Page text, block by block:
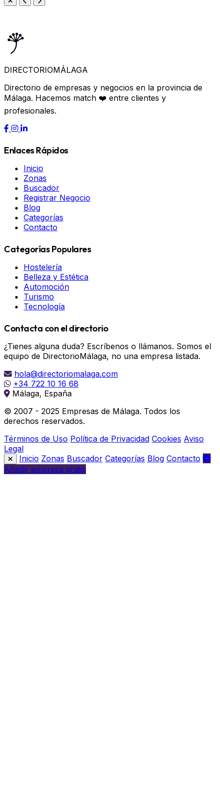
DIRECTORIOMÁLAGA
Directorio de empresas y negocios en la provincia de
Málaga. Hacemos match ❤️ entre clientes y
profesionales.
Enlaces Rápidos
Inicio
Zonas
Buscador
Registrar Negocio
Blog
Categorías
Contacto
Categorías Populares
Hostelería
Belleza y Estética
Automoción
Turismo
Tecnología
Contacta con el directorio
¿Tienes alguna duda? Escríbenos o llámanos. Somos el
equipo de DirectorioMálaga, no una empresa listada.
hola@directoriomalaga.com
+34 722 10 16 68
Málaga, España
© 2007 - 2025 Empresas de Málaga. Todos los
derechos reservados.
Términos de Uso Política de Privacidad Cookies Aviso
Legal
Inicio Zonas Buscador Categorías Blog Contacto
Añadir empresa gratis